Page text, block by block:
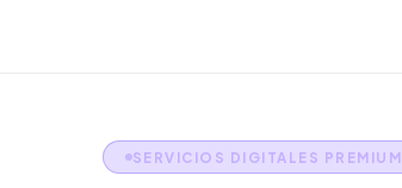
SERVICIOS DIGITALES PREMIUM